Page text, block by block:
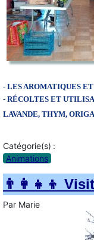
- LES AROMATIQUES
- RÉCOLTES ET
LAVANDE, THYM,
Catégorie(s) :
Animations
👨‍👩‍👧‍👦
Par Marie